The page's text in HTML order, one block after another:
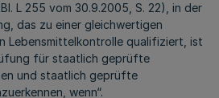
L 255 vom 30.9.2005, S. 22), in der
das zu einer gleichwertigen
Lebensmittelkontrolle qualifiziert, ist
für staatlich geprüfte
und staatlich geprüfte
wenn“.